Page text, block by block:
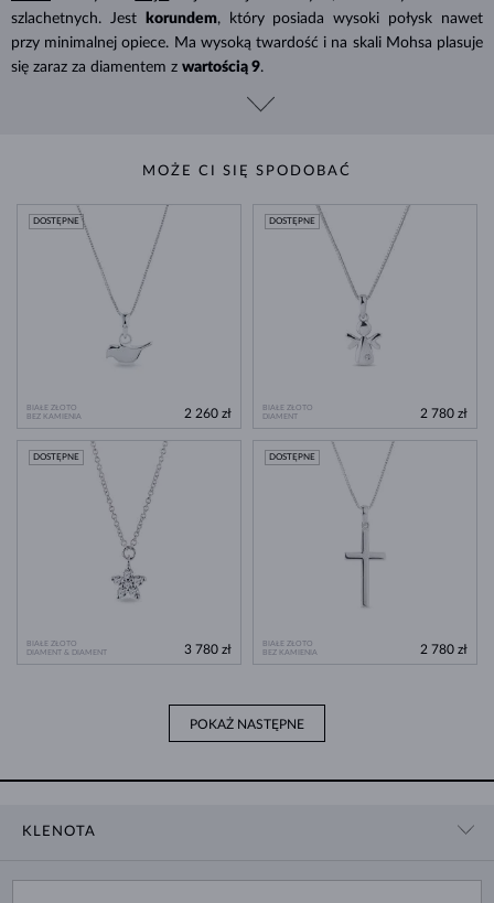
szlachetnych. Jest
korundem, który posiada wysoki połysk nawet
przy minimalnej opiece. Ma wysoką twardość i na skali Mohsa plasuje
się zaraz za diamentem z wartością 9.
MOŻE CI SIĘ SPODOBAĆ
BIAŁE ZŁOTO
BEZ KAMIENIA
DOSTĘPNE
2 260 zł
BIAŁE ZŁOTO
DIAMENT
DOSTĘPNE
2 780 zł
BIAŁE ZŁOTO
DIAMENT & DIAMENT
DOSTĘPNE
3 780 zł
BIAŁE ZŁOTO
BEZ KAMIENIA
DOSTĘPNE
2 780 zł
POKAŻ NASTĘPNE
KLENOTA